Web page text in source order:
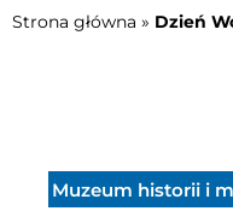
Strona główna » Dzień
Muzeum historii i